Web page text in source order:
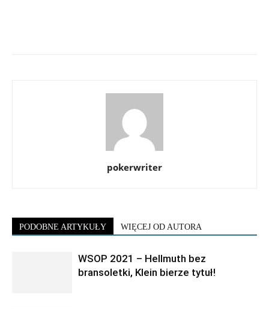
pokerwriter
PODOBNE ARTYKUŁY WIĘCEJ OD AUTORA
WSOP 2021 – Hellmuth bez
bransoletki, Klein bierze tytuł!